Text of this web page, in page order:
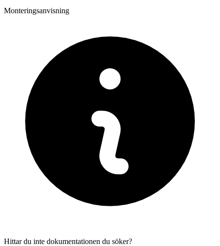
Monteringsanvisning
Hittar du inte dokumentationen du söker?